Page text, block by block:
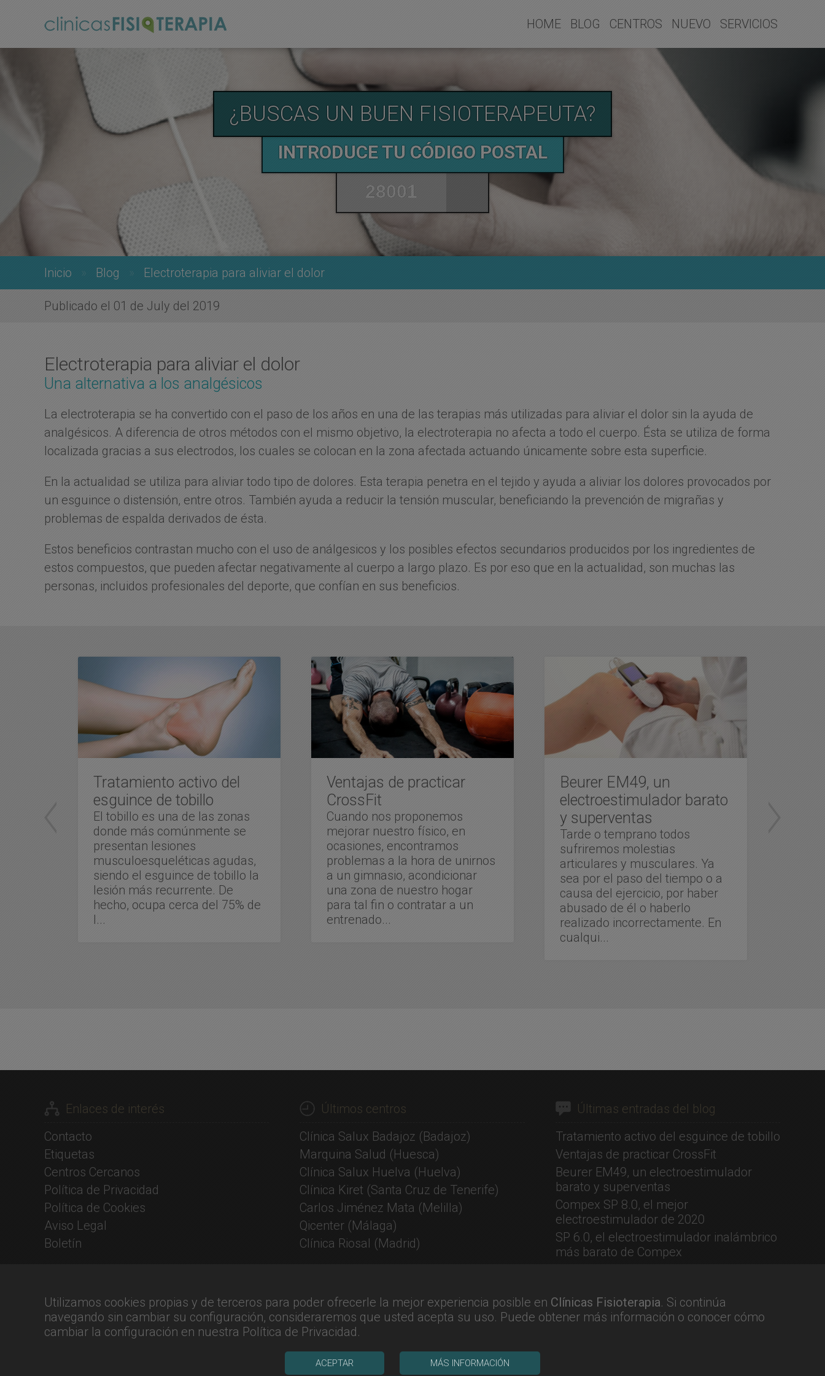
Utilizamos cookies propias y de terceros para poder ofrecerle la mejor experiencia posible en Clínicas Fisioterapia. Si continúa
navegando sin cambiar su configuración, consideraremos que usted acepta su uso. Puede obtener más información o conocer cómo
cambiar la configuración en nuestra Política de Privacidad.
ACEPTAR MÁS INFORMACIÓN
HOME BLOG CENTROS NUEVO SERVICIOS
¿BUSCAS UN BUEN FISIOTERAPEUTA?
INTRODUCE TU CÓDIGO POSTAL
Inicio Blog Electroterapia para aliviar el dolor
Publicado el 01 de July del 2019
Electroterapia para aliviar el dolor
Una alternativa a los analgésicos
La electroterapia se ha convertido con el paso de los años en una de las terapias más utilizadas para aliviar el dolor sin la ayuda de
analgésicos. A diferencia de otros métodos con el mismo objetivo, la electroterapia no afecta a todo el cuerpo. Ésta se utiliza de forma
localizada gracias a sus electrodos, los cuales se colocan en la zona afectada actuando únicamente sobre esta superficie.
En la actualidad se utiliza para aliviar todo tipo de dolores. Esta terapia penetra en el tejido y ayuda a aliviar los dolores provocados por
un esguince o distensión, entre otros. También ayuda a reducir la tensión muscular, beneficiando la prevención de migrañas y
problemas de espalda derivados de ésta.
Estos beneficios contrastan mucho con el uso de análgesicos y los posibles efectos secundarios producidos por los ingredientes de
estos compuestos, que pueden afectar negativamente al cuerpo a largo plazo. Es por eso que en la actualidad, son muchas las
personas, incluidos profesionales del deporte, que confían en sus beneficios.
Tratamiento activo del
esguince de tobillo
El tobillo es una de las zonas
donde más comúnmente se
presentan lesiones
musculoesqueléticas agudas,
siendo el esguince de tobillo la
lesión más recurrente. De
hecho, ocupa cerca del 75% de
l...
Ventajas de practicar
CrossFit
Cuando nos proponemos
mejorar nuestro físico, en
ocasiones, encontramos
problemas a la hora de unirnos
a un gimnasio, acondicionar
una zona de nuestro hogar
para tal fin o contratar a un
entrenado...
Beurer EM49, un
electroestimulador barato
y superventas
Tarde o temprano todos
sufriremos molestias
articulares y musculares. Ya
sea por el paso del tiempo o a
causa del ejercicio, por haber
abusado de él o haberlo
realizado incorrectamente. En
cualqui...
Enlaces de interés
Contacto
Etiquetas
Centros Cercanos
Política de Privacidad
Política de Cookies
Aviso Legal
Boletín
Últimos centros
Clínica Salux Badajoz (Badajoz)
Marquina Salud (Huesca)
Clínica Salux Huelva (Huelva)
Clínica Kiret (Santa Cruz de Tenerife)
Carlos Jiménez Mata (Melilla)
Qicenter (Málaga)
Clínica Riosal (Madrid)
Últimas entradas del blog
Tratamiento activo del esguince de tobillo
Ventajas de practicar CrossFit
Beurer EM49, un electroestimulador
barato y superventas
Compex SP 8.0, el mejor
electroestimulador de 2020
SP 6.0, el electroestimulador inalámbrico
más barato de Compex